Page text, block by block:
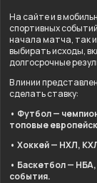
На сайте и в
спортивных
начала матча, так
выбирать исходы,
долгосрочные
В линии
сделать ставку:
• Футбол —
топовые
• Хоккей — НХЛ,
• Баскетбол —
события.